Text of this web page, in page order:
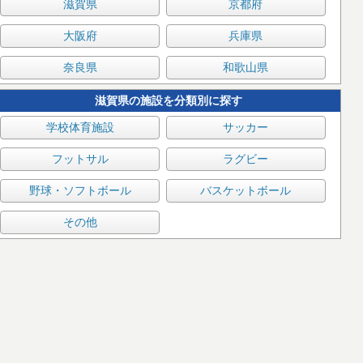
滋賀県 京都府
大阪府 兵庫県
奈良県 和歌山県
滋賀県の施設を分類別に探す
学校体育施設 サッカー
フットサル ラグビー
野球・ソフトボール バスケットボール
その他